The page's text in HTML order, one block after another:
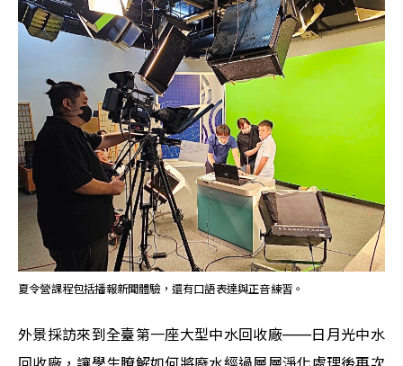
夏令營課程包括播報新聞體驗，還有口語表達與正音練習。
外景採訪來到全臺第一座大型中水回收廠——日月光中水